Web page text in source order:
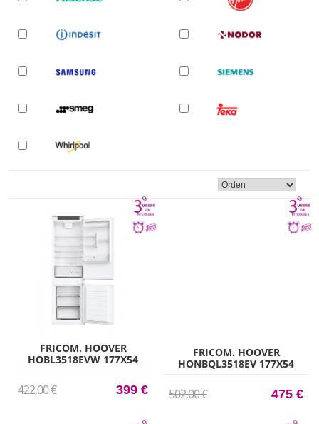
FRICOM. HOOVER
HOBL3518EVW 177X54
422,00 € 399 €
FRICOM. HOOVER
HONBQL3518EV 177X54
502,00 € 475 €